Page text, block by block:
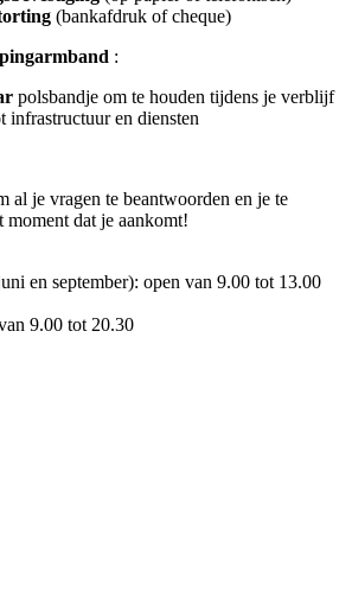
(bankafdruk of cheque)
:
polsbandje om te houden tijdens je verblijf
infrastructuur en diensten
al je vragen te beantwoorden en je te
moment dat je aankomt!
en september): open van 9.00 tot 13.00
9.00 tot 20.30